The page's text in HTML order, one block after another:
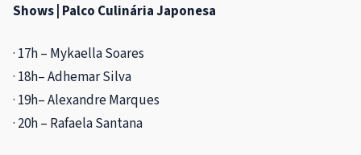
Shows | Palco Culinária Japonesa
· 17h – Mykaella Soares
· 18h– Adhemar Silva
· 19h– Alexandre Marques
· 20h – Rafaela Santana